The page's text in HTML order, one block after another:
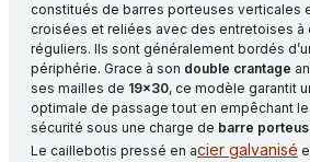
constitués de barres porteuses verticales
croisées et reliées avec des entretoises à
réguliers. Ils sont généralement bordés
périphérie. Grace à son double crantage
ses mailles de 19×30, ce modèle garantit
optimale de passage tout en empêchant
sécurité sous une charge de barre
Le caillebotis pressé en acier galvanisé